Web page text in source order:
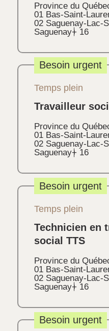
Province du
01 Bas-Saint-
02 Saguenay-Lac-
Saguenay+ 16
Besoin urgent
Temps plein
Travailleur
Province du
01 Bas-Saint-
02 Saguenay-Lac-
Saguenay+ 16
Besoin urgent
Temps plein
Technicien en
social TTS
Province du
01 Bas-Saint-
02 Saguenay-Lac-
Saguenay+ 16
Besoin urgent